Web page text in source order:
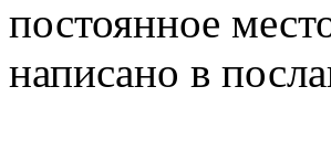
постоянное
написано в